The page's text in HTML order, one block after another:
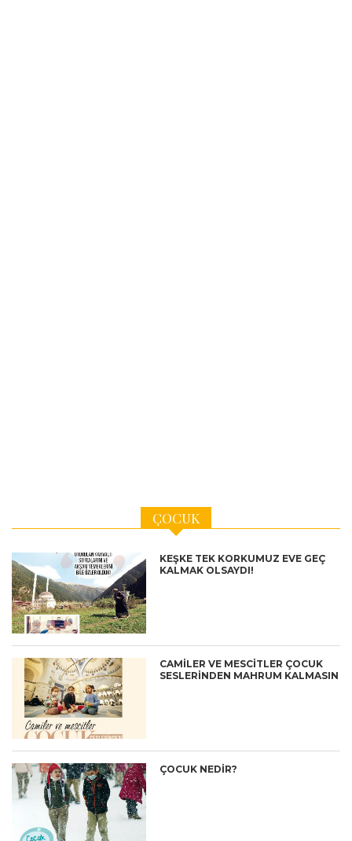
ÇOCUK
KEŞKE TEK KORKUMUZ EVE GEÇ
KALMAK OLSAYDI!
CAMİLER VE MESCİTLER ÇOCUK
SESLERİNDEN MAHRUM KALMASIN
ÇOCUK NEDIR?